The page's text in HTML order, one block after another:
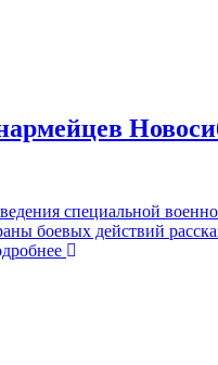
специальной
боевых действий